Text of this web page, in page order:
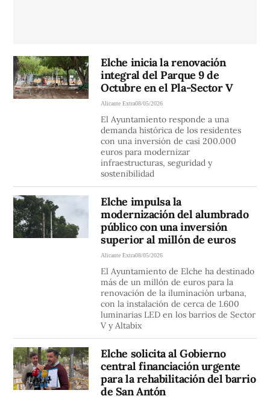
Elche inicia la renovación
integral del Parque 9 de
Octubre en el Pla-Sector V
Alicante Extra08/05/2026
El Ayuntamiento responde a una
demanda histórica de los residentes
con una inversión de casi 200.000
euros para modernizar
infraestructuras, seguridad y
sostenibilidad
Elche impulsa la
modernización del alumbrado
público con una inversión
superior al millón de euros
Alicante Extra08/05/2026
El Ayuntamiento de Elche ha destinado
más de un millón de euros para la
renovación de la iluminación urbana,
con la instalación de cerca de 1.600
luminarias LED en los barrios de Sector
V y Altabix
Elche solicita al Gobierno
central financiación urgente
para la rehabilitación del barrio
de San Antón